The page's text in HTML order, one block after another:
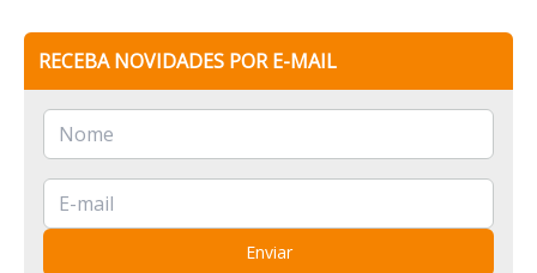
RECEBA NOVIDADES POR E-MAIL
Enviar